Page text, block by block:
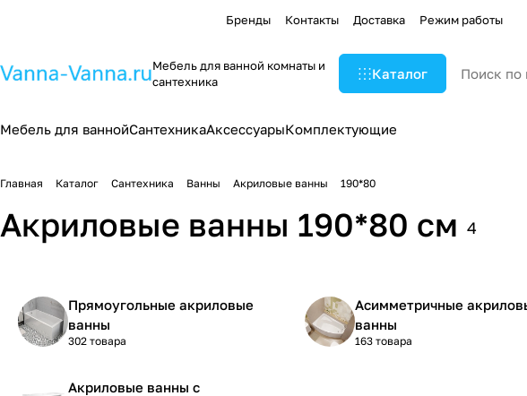
Бренды Контакты Доставка Режим работы
Мебель для ванной комнаты и
сантехника
Каталог
Мебель для ваннойСантехникаАксессуарыКомплектующие
Главная Каталог Сантехника Ванны Акриловые ванны 190*80
Акриловые ванны 190*80 см 4
Прямоугольные акриловые
ванны
302 товара
Асимметричные
ванны
163 товара
Акриловые ванны с